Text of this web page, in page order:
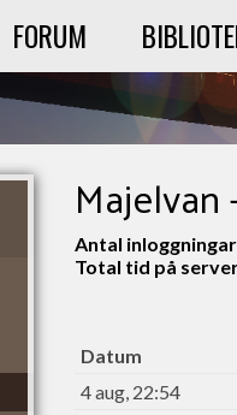
FORUM
Antal
Total tid på
Datum
4 aug, 22:54